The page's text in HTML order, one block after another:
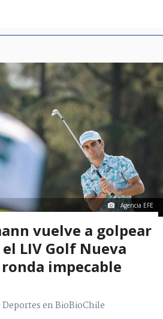
Agencia EFE
vuelve a golpear
LIV Golf Nueva
impecable
Deportes en BioBioChile